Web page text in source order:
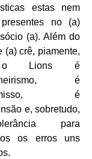
estas nem
no (a)
(a). Além do
(a) crê, piamente,
Lions é
é
é
e, sobretudo,
para
os erros uns